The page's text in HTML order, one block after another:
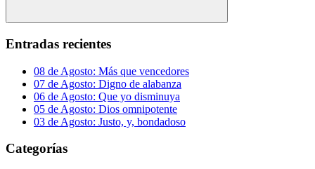
Buscar
Entradas recientes
08 de Agosto: Más que vencedores
07 de Agosto: Digno de alabanza
06 de Agosto: Que yo disminuya
05 de Agosto: Dios omnipotente
03 de Agosto: Justo, y, bondadoso
Categorías